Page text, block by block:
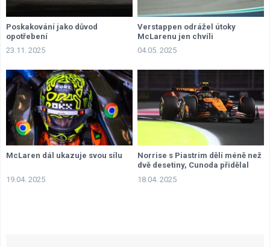
Poskakování jako důvod
opotřebení
23.11. 2025
Verstappen odrážel útoky
McLarenu jen chvíli
04.05. 2025
McLaren dál ukazuje svou sílu
19.04. 2025
Norrise s Piastrim dělí méně než
dvě desetiny, Cunoda přidělal
mechanikům práci
18.04. 2025